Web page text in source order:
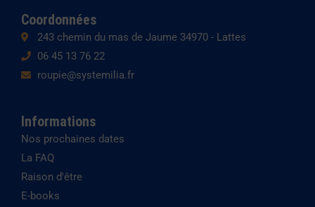
Coordonnées
243 chemin du mas de Jaume 34970 - Lattes
06 45 13 76 22
roupie@systemilia.fr
Informations
Nos prochaines dates
La FAQ
Raison d'être
E-books